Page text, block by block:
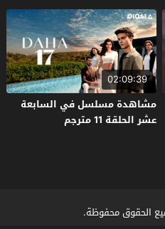
02:09:39
مشاهدة مسلسل في السابعة
عشر الحلقة 11 مترجم